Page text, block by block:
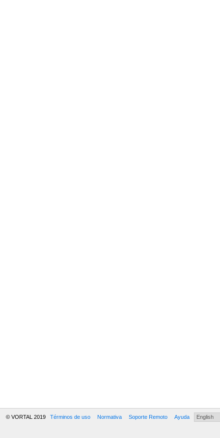
© VORTAL 2019 Términos de uso Normativa Soporte Remoto Ayuda